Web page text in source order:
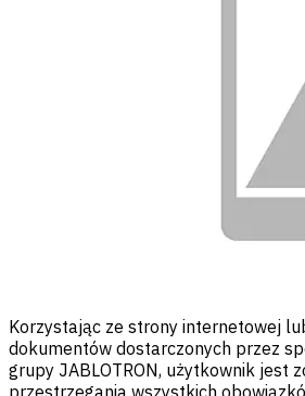
Korzystając ze strony internetowej
dokumentów dostarczonych przez
grupy JABLOTRON, użytkownik jest
przestrzegania wszystkich